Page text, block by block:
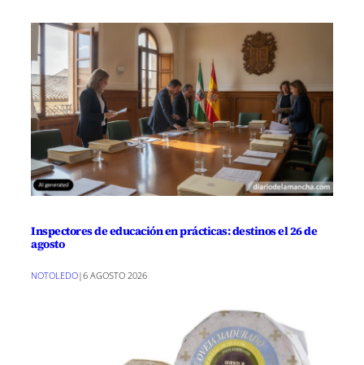
Inspectores de educación en prácticas: destinos el 26 de
agosto
NOTOLEDO|6 AGOSTO 2026